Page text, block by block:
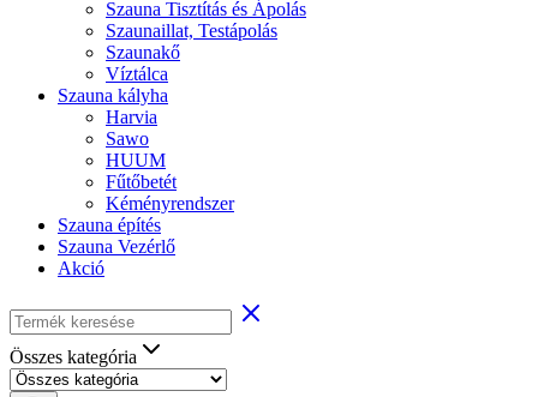
Szauna Tisztítás és Ápolás
Szaunaillat, Testápolás
Szaunakő
Víztálca
Szauna kályha
Harvia
Sawo
HUUM
Fűtőbetét
Kéményrendszer
Szauna építés
Szauna Vezérlő
Akció
Összes kategória